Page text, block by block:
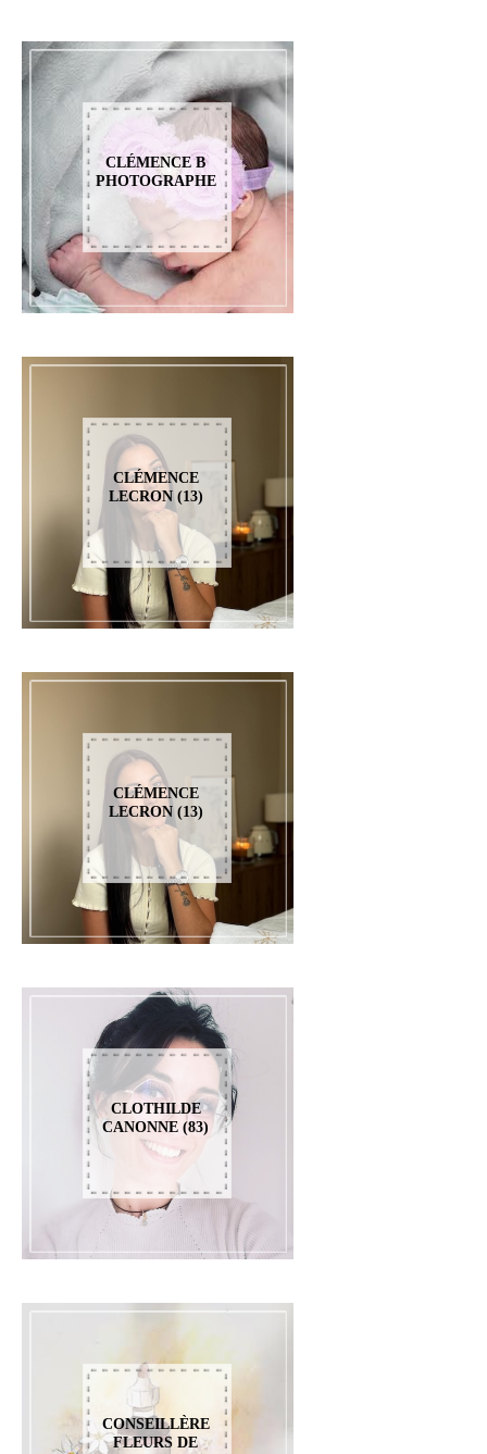
CLÉMENCE B
PHOTOGRAPHE
CLÉMENCE
LECRON (13)
CLÉMENCE
LECRON (13)
CLOTHILDE
CANONNE (83)
CONSEILLÈRE
FLEURS DE